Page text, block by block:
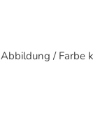
Abbildung / Farbe